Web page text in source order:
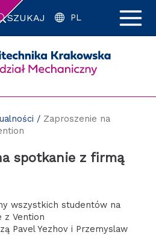
SZUKAJ PL
/ Zaproszenie na
spotkanie z firmą
wszystkich studentów na
z Vention
Pavel Yezhov i Przemyslaw